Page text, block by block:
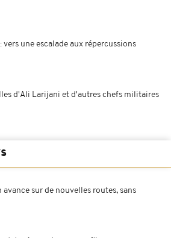
une escalade aux répercussions
d'Ali Larijani et d'autres chefs militaires
avance sur de nouvelles routes, sans